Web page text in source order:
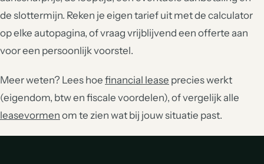
de slottermijn. Reken je eigen tarief uit met de calculator
op elke autopagina, of vraag vrijblijvend een offerte aan
voor een persoonlijk voorstel.
Meer weten? Lees hoe financial lease precies werkt
(eigendom, btw en fiscale voordelen), of vergelijk alle
leasevormen om te zien wat bij jouw situatie past.